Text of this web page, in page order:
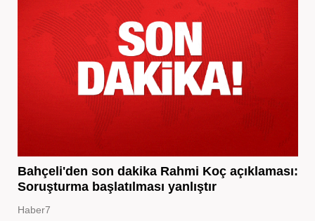
Bahçeli'den son dakika Rahmi Koç açıklaması:
Soruşturma başlatılması yanlıştır
Haber7